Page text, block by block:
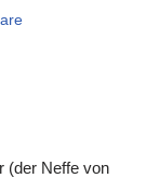
(der Neffe von